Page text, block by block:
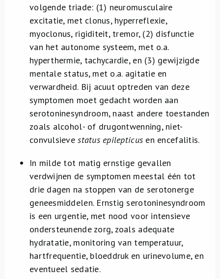
volgende triade: (1) neuromusculaire
excitatie, met clonus, hyperreflexie,
myoclonus, rigiditeit, tremor, (2) disfunctie
van het autonome systeem, met o.a.
hyperthermie, tachycardie, en (3) gewijzigde
mentale status, met o.a. agitatie en
verwardheid. Bij acuut optreden van deze
symptomen moet gedacht worden aan
serotoninesyndroom, naast andere toestanden
zoals alcohol- of drugontwenning, niet-
convulsievestatus epilepticus en encefalitis.
In milde tot matig ernstige gevallen
verdwijnen de symptomen meestal één tot
drie dagen na stoppen van de serotonerge
geneesmiddelen. Ernstig serotoninesyndroom
is een urgentie, met nood voor intensieve
ondersteunende zorg, zoals adequate
hydratatie, monitoring van temperatuur,
hartfrequentie, bloeddruk en urinevolume, en
eventueel sedatie.